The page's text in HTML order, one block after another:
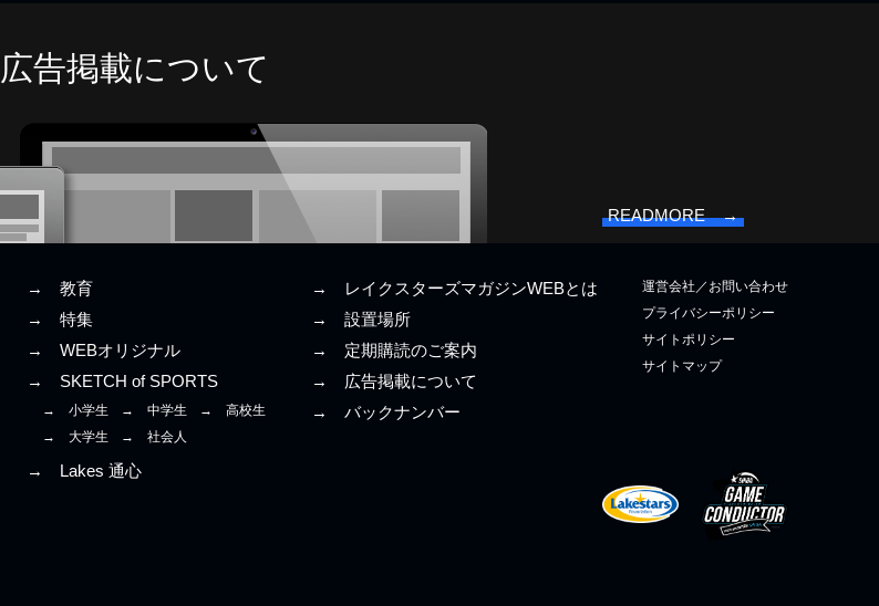
広告掲載について
READMORE →
→ 教育
→ 特集
→ WEBオリジナル
→ SKETCH of SPORTS
→ 小学生 → 中学生
→ 高校生
→ 大学生
→ 社会人
→ Lakes 通心
→ レイクスターズマガジンWEBとは
→ 設置場所
→ 定期購読のご案内
→ 広告掲載について
→ バックナンバー
運営会社／お問い合わせ
プライバシーポリシー
サイトポリシー
サイトマップ